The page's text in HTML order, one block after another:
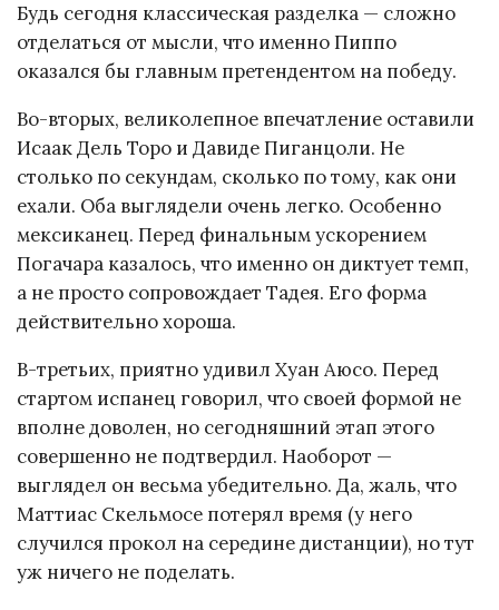
Будь сегодня классическая разделка — сложно
отделаться от мысли, что именно Пиппо
оказался бы главным претендентом на победу.
Во-вторых, великолепное впечатление оставили
Исаак Дель Торо и Давиде Пиганцоли. Не
столько по секундам, сколько по тому, как они
ехали. Оба выглядели очень легко. Особенно
мексиканец. Перед финальным ускорением
Погачара казалось, что именно он диктует темп,
а не просто сопровождает Тадея. Его форма
действительно хороша.
В-третьих, приятно удивил Хуан Аюсо. Перед
стартом испанец говорил, что своей формой не
вполне доволен, но сегодняшний этап этого
совершенно не подтвердил. Наоборот —
выглядел он весьма убедительно. Да, жаль, что
Маттиас Скельмосе потерял время (у него
случился прокол на середине дистанции), но тут
уж ничего не поделать.